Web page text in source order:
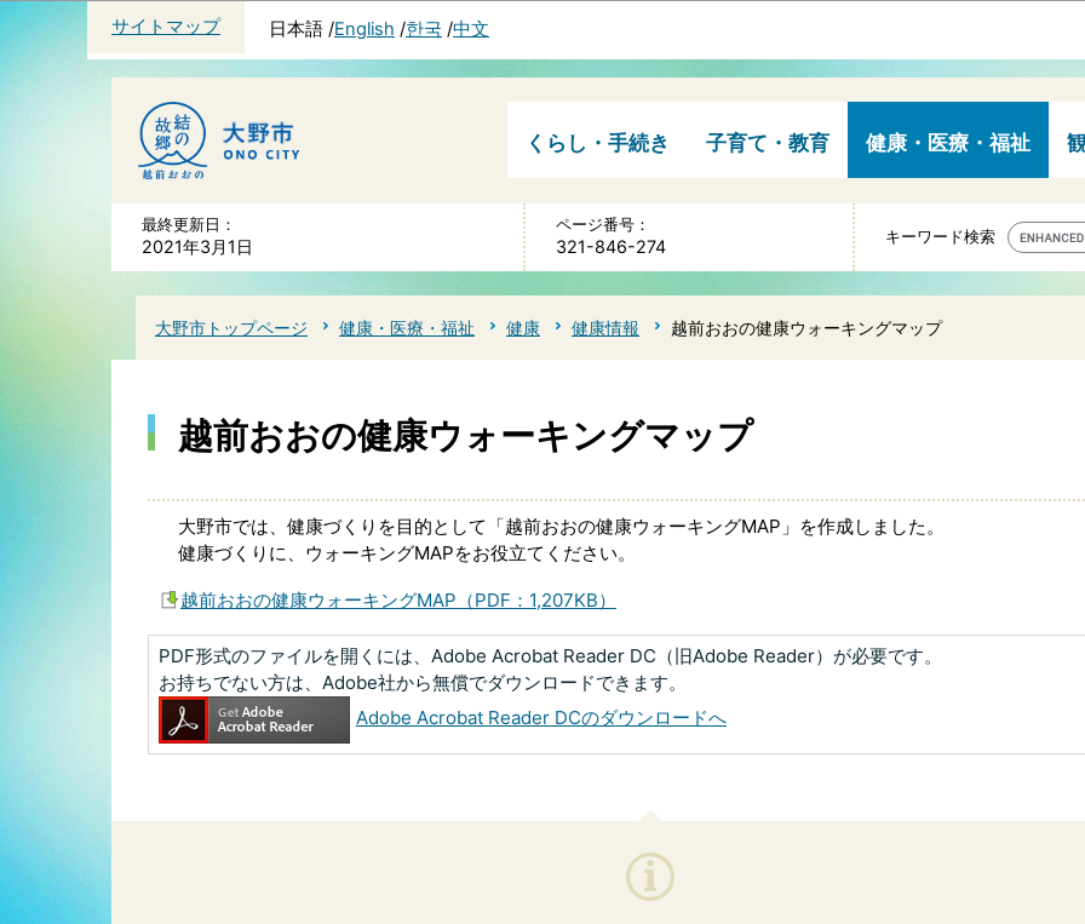
サイトマップ 日本語 English 한국 中文
くらし・手続き 子育て・教育 健康・医療・福祉
最終更新日：
2021年3月1日
ページ番号：
321-846-274 キーワード検索
大野市トップページ 健康・医療・福祉 健康 健康情報 越前おおの健康ウォーキングマップ
越前おおの健康ウォーキングマップ
大野市では、健康づくりを目的として「越前おおの健康ウォーキングMAP」を作成しました。
健康づくりに、ウォーキングMAPをお役立てください。
越前おおの健康ウォーキングMAP（PDF：1,207KB）
PDF形式のファイルを開くには、Adobe Acrobat Reader DC（旧Adobe Reader）が必要です。
お持ちでない方は、Adobe社から無償でダウンロードできます。
Adobe Acrobat Reader DCのダウンロードへ